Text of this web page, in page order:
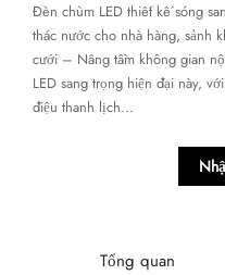
Đèn chùm LED thiết kế sóng
thác nước cho nhà hàng, sảnh
cưới – Nâng tầm không gian
LED sang trọng hiện đại này,
điệu thanh lịch...
Tổng quan